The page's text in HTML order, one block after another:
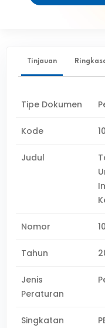
Tinjauan
Tipe Dokumen
Kode
Judul
Nomor
Tahun
Jenis
Peraturan
Singkatan